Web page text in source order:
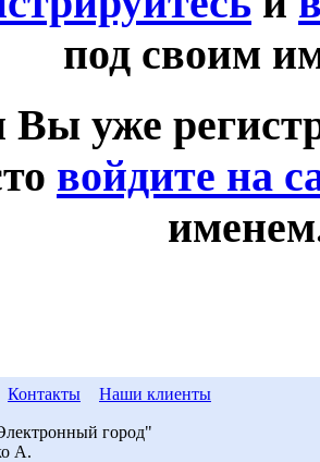
под своим
Вы уже
войдите на
Контакты Наши клиенты
город"
А.